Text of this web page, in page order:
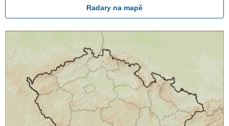
Radary na mapě